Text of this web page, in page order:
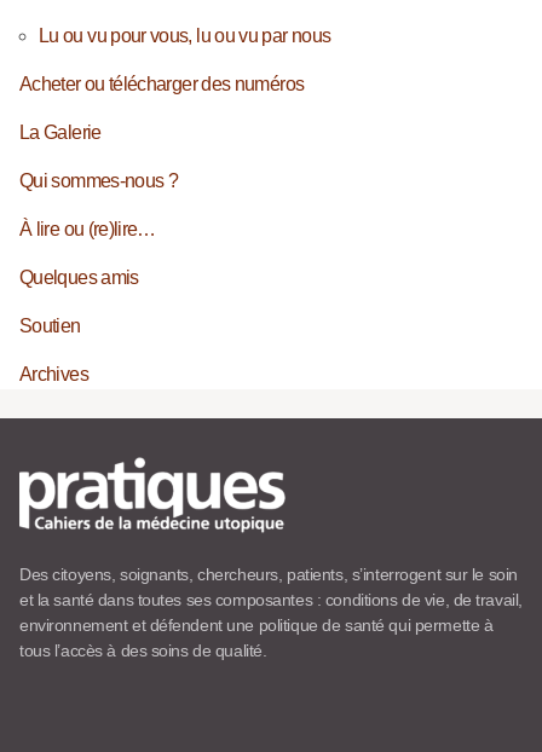
Lu ou vu pour vous, lu ou vu par nous
Acheter ou télécharger des numéros
La Galerie
Qui sommes-nous ?
À lire ou (re)lire…
Quelques amis
Soutien
Archives
Des citoyens, soignants, chercheurs, patients, s’interrogent sur le soin
et la santé dans toutes ses composantes : conditions de vie, de travail,
environnement et défendent une politique de santé qui permette à
tous l’accès à des soins de qualité.